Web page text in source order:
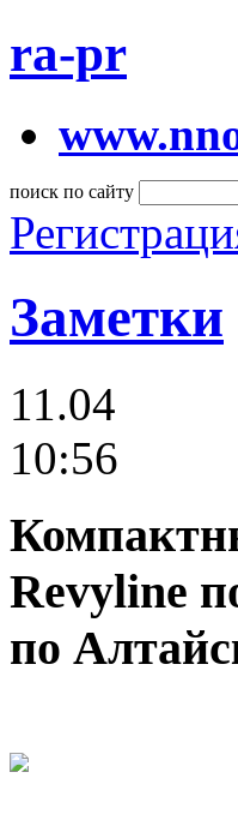
ra-pr
поиск по сайту
Заметки
11.04
10:56
Revyline
по